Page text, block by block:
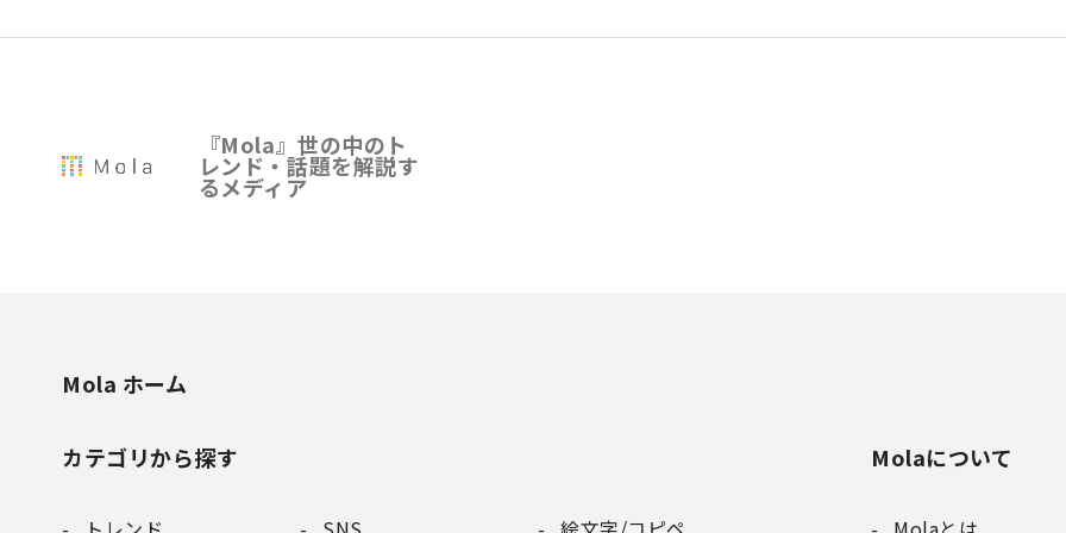
『Mola』世の中のト
レンド・話題を解説す
るメディア
Mola ホーム
カテゴリから探す Molaについて